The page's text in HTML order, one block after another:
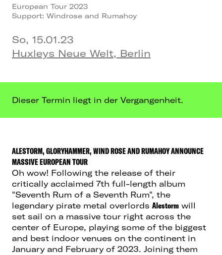
European Tour 2023
Support: Windrose and Rumahoy
So, 15.01.23
Huxleys Neue Welt, Berlin
Dieser Termin liegt in der Vergangenheit.
ALESTORM, GLORYHAMMER, WIND ROSE AND RUMAHOY ANNOUNCE
MASSIVE EUROPEAN TOUR
Oh wow! Following the release of their
critically acclaimed 7th full-length album
"Seventh Rum of a Seventh Rum", the
legendary pirate metal overlords Alestorm will
set sail on a massive tour right across the
center of Europe, playing some of the biggest
and best indoor venues on the continent in
January and February of 2023. Joining them